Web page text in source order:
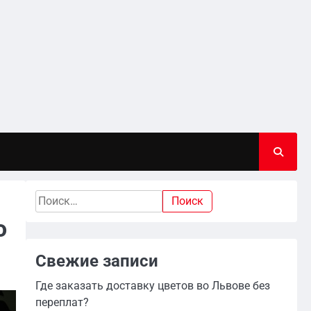
Найти:
Свежие записи
Где заказать доставку цветов во Львове без
переплат?